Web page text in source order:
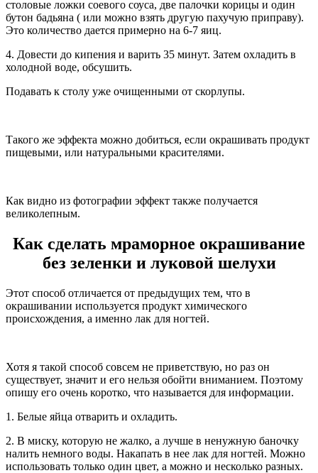
столовые ложки соевого соуса, две палочки корицы и один
бутон бадьяна ( или можно взять другую пахучую приправу).
Это количество дается примерно на 6-7 яиц.
4. Довести до кипения и варить 35 минут. Затем охладить в
холодной воде, обсушить.
Подавать к столу уже очищенными от скорлупы.
Такого же эффекта можно добиться, если окрашивать продукт
пищевыми, или натуральными красителями.
Как видно из фотографии эффект также получается
великолепным.
Как сделать мраморное окрашивание
без зеленки и луковой шелухи
Этот способ отличается от предыдущих тем, что в
окрашивании используется продукт химического
происхождения, а именно лак для ногтей.
Хотя я такой способ совсем не приветствую, но раз он
существует, значит и его нельзя обойти вниманием. Поэтому
опишу его очень коротко, что называется для информации.
1. Белые яйца отварить и охладить.
2. В миску, которую не жалко, а лучше в ненужную баночку
налить немного воды. Накапать в нее лак для ногтей. Можно
использовать только один цвет, а можно и несколько разных.